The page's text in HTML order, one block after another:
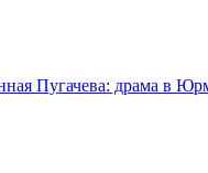
Пугачева: драма в